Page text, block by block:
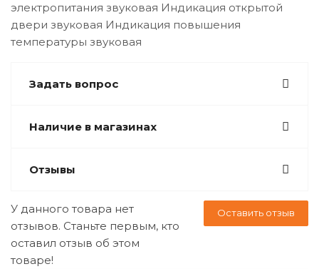
электропитания звуковая Индикация открытой
двери звуковая Индикация повышения
температуры звуковая
Задать вопрос
Наличие в магазинах
Отзывы
Оставить отзыв
У данного товара нет
отзывов. Станьте первым, кто
оставил отзыв об этом
товаре!